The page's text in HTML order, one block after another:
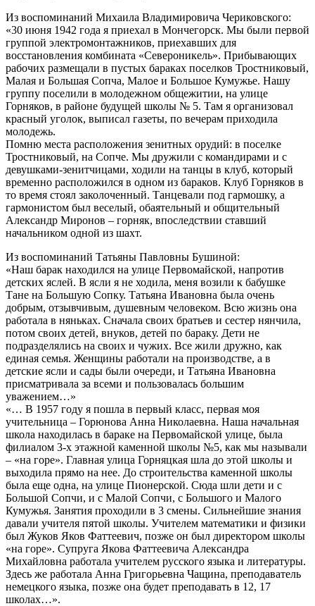
Из воспоминаний Михаила Владимировича Чериковского:
«30 июня 1942 года я приехал в Мончегорск. Мы были первой
группой электромонтажников, приехавших для
восстановления комбината «Североникель». Прибывающих
рабочих размещали в пустых бараках поселков Тростниковый,
Малая и Большая Сопча, Малое и Большое Кумужье. Нашу
группу поселили в молодежном общежитии, на улице
Горняков, в районе будущей школы № 5. Там я организовал
красный уголок, выписал газеты, по вечерам приходила
молодежь.
Помню места расположения зенитных орудий: в поселке
Тростниковый, на Сопче. Мы дружили с командирами и с
девушками-зенитчицами, ходили на танцы в клуб, который
временно расположился в одном из бараков. Клуб Горняков в
то время стоял заколоченный. Танцевали под гармошку, а
гармонистом был веселый, обаятельный и общительный
Александр Миронов – горняк, впоследствии ставший
начальником одной из шахт.
Из воспоминаний Татьяны Павловны Бушиной:
«Наш барак находился на улице Первомайской, напротив
детских яслей. В ясли я не ходила, меня возили к бабушке
Тане на Большую Сопку. Татьяна Ивановна была очень
добрым, отзывчивым, душевным человеком. Всю жизнь она
работала в няньках. Сначала своих братьев и сестер нянчила,
потом своих детей, внуков, детей по бараку. Дети не
подразделялись на своих и чужих. Все жили дружно, как
единая семья. Женщины работали на производстве, а в
детские ясли и сады были очереди, и Татьяна Ивановна
присматривала за всеми и пользовалась большим
уважением…»
«… В 1957 году я пошла в первый класс, первая моя
учительница – Горюнова Анна Николаевна. Наша начальная
школа находилась в бараке на Первомайской улице, была
филиалом 3-х этажной каменной школы №5, как мы называли
– «на горе». Главная улица Горняцкая шла до этой школы и
выходила прямо на нее. До строительства каменной школы
была еще одна, на улице Пионерской. Сюда шли дети и с
Большой Сопчи, и с Малой Сопчи, с Большого и Малого
Кумужья. Занятия проходили в 3 смены. Сильнейшие знания
давали учителя пятой школы. Учителем математики и физики
был Жуков Яков Фаттеевич, позже он был директором школы
«на горе». Супруга Якова Фаттеевича Александра
Михайловна работала учителем русского языка и литературы.
Здесь же работала Анна Григорьевна Чащина, преподаватель
немецкого языка, позже она будет преподавать в 12, 17
школах…».